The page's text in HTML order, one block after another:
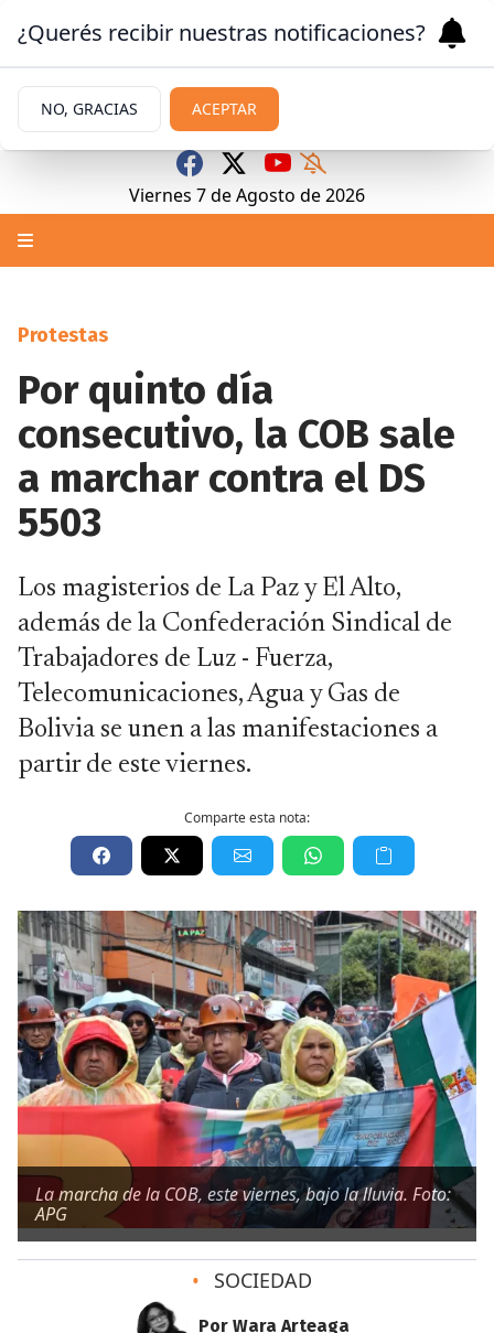
Viernes 7deAgosto de 2026
Protestas
Por quinto día
consecutivo, la COB sale
a marchar contra el DS
5503
Los magisterios de La Paz y El Alto,
además de la Confederación Sindical de
Trabajadores de Luz - Fuerza,
Telecomunicaciones, Agua y Gas de
Bolivia se unen a las manifestaciones a
partir de este viernes.
Comparte esta nota:
La marcha de la COB, este viernes, bajo la lluvia. Foto:
APG
• SOCIEDAD
Por Wara Arteaga
¿Querés recibir nuestras notificaciones?
NO, GRACIAS ACEPTAR